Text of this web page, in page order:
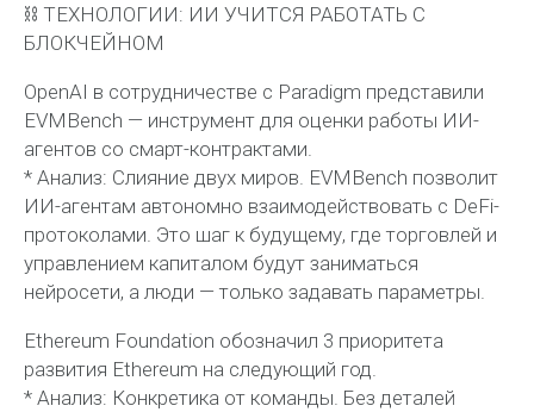
⛓️ ТЕХНОЛОГИИ: ИИ УЧИТСЯ РАБОТАТЬ С
БЛОКЧЕЙНОМ
OpenAI в сотрудничестве с Paradigm представили
EVMBench — инструмент для оценки работы ИИ-
агентов со смарт-контрактами.
* Анализ: Слияние двух миров. EVMBench позволит
ИИ-агентам автономно взаимодействовать с DeFi-
протоколами. Это шаг к будущему, где торговлей и
управлением капиталом будут заниматься
нейросети, а люди — только задавать параметры.
Ethereum Foundation обозначил 3 приоритета
развития Ethereum на следующий год.
* Анализ: Конкретика от команды. Без деталей